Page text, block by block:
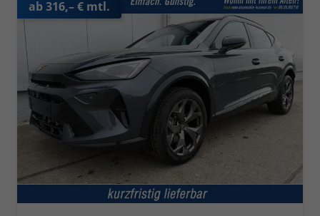
ab 316,– € mtl.